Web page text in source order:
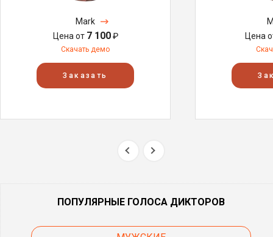
Mark
Цена от 7 100₽
Скачать демо
Заказать
Цена
ПОПУЛЯРНЫЕ ГОЛОСА ДИКТОРОВ